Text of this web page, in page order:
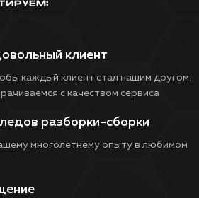
клиент
каждый клиент стал нашим другом.
с качеством сервиса
разборки-сборки
многолетнему опыту в любимом